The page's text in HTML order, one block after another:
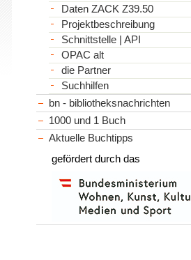
Daten ZACK Z39.50
Projektbeschreibung
Schnittstelle | API
OPAC alt
die Partner
Suchhilfen
bn - bibliotheksnachrichten
1000 und 1 Buch
Aktuelle Buchtipps
gefördert durch das